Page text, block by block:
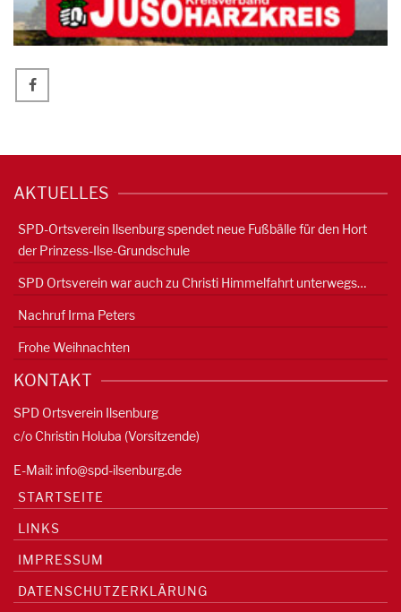
AKTUELLES
SPD-Ortsverein Ilsenburg spendet neue Fußbälle für den Hort
der Prinzess-Ilse-Grundschule
SPD Ortsverein war auch zu Christi Himmelfahrt unterwegs…
Nachruf Irma Peters
Frohe Weihnachten
KONTAKT
SPD Ortsverein Ilsenburg
c/o Christin Holuba (Vorsitzende)
E-Mail: info@spd-ilsenburg.de
STARTSEITE
LINKS
IMPRESSUM
DATENSCHUTZERKLÄRUNG